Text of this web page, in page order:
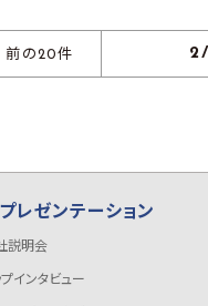
前の20件
プレゼンテーション
説明会
プインタビュー